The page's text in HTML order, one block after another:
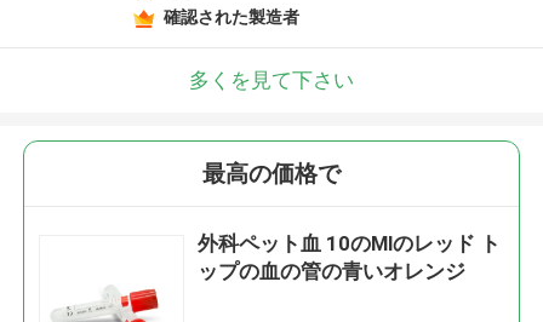
確認された製造者
多くを見て下さい
最高の価格で
外科ペット血 10のMlのレッド ト
ップの血の管の青いオレンジ